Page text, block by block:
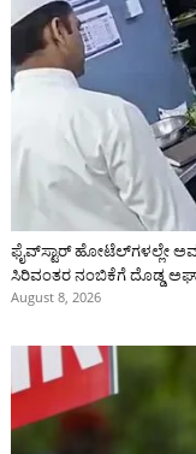
ಫೈವ್‌ಸ್ಟಾರ್ ಹೋಟೆಲ್‌ಗಳಲ್ಲೇ
ಸಿರಿವಂತರ ನಂಬಿಕೆಗೆ ದೊಡ್ಡ
August 8, 2026